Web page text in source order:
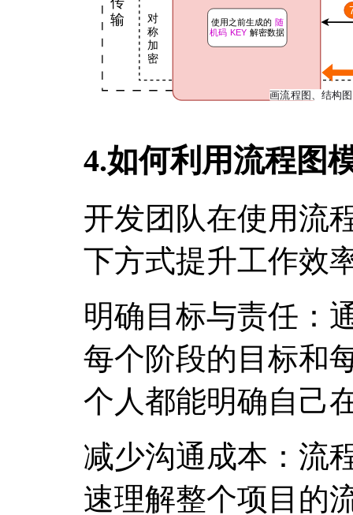
4.如何利用流程图
开发团队在使用流
下方式提升工作效
明确目标与责任：
每个阶段的目标和
个人都能明确自己
减少沟通成本：流
速理解整个项目的